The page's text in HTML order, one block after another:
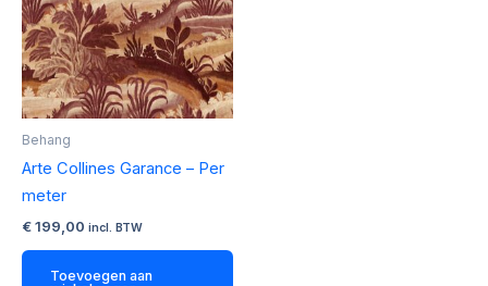
Behang
Arte Collines Garance – Per
meter
€199,00 incl. BTW
Toevoegen aan